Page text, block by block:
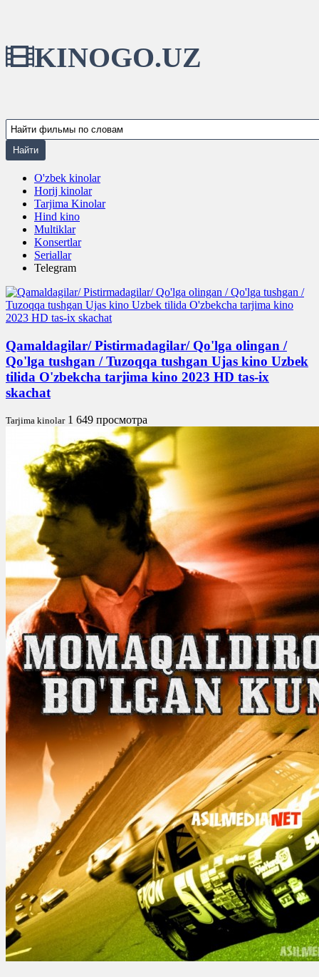
KINOGO.UZ
O'zbek kinolar
Horij kinolar
Tarjima Kinolar
Hind kino
Multiklar
Konsertlar
Seriallar
Telegram
Qamaldagilar/ Pistirmadagilar/ Qo'lga olingan /
Qo'lga tushgan / Tuzoqqa tushgan Ujas kino Uzbek
tilida O'zbekcha tarjima kino 2023 HD tas-ix
skachat
Tarjima kinolar 1 649 просмотра